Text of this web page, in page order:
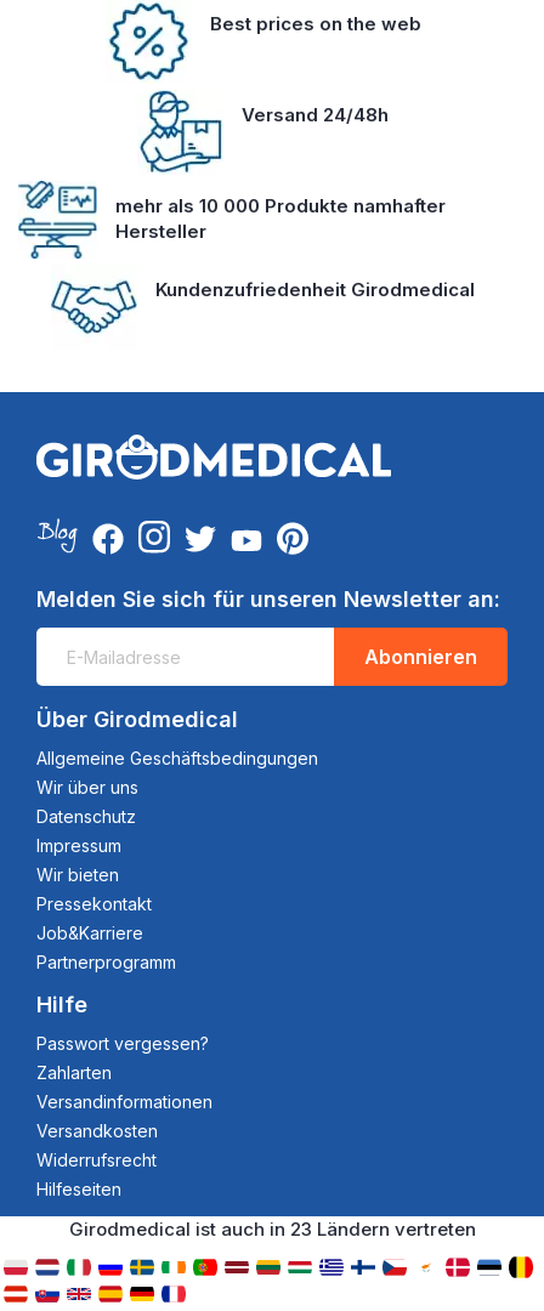
Best prices on the web
Versand 24/48h
mehr als 10 000 Produkte namhafter
Hersteller
Kundenzufriedenheit Girodmedical
Melden Sie sich für unseren Newsletter an:
Abonnieren
Über Girodmedical
Allgemeine Geschäftsbedingungen
Wir über uns
Datenschutz
Impressum
Wir bieten
Pressekontakt
Job&Karriere
Partnerprogramm
Hilfe
Passwort vergessen?
Zahlarten
Versandinformationen
Versandkosten
Widerrufsrecht
Hilfeseiten
Girodmedical ist auch in 23 Ländern vertreten